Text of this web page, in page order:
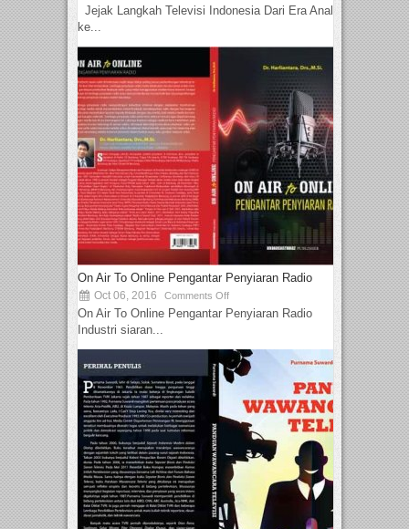
Jejak Langkah Televisi Indonesia Dari Era Analog
ke...
On Air To Online Pengantar Penyiaran Radio
Oct 06, 2016 Comments Off
On Air To Online Pengantar Penyiaran Radio
Industri siaran...